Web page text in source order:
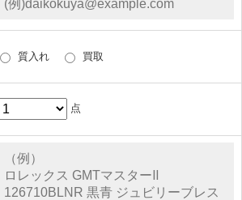
質入れ 買取
点